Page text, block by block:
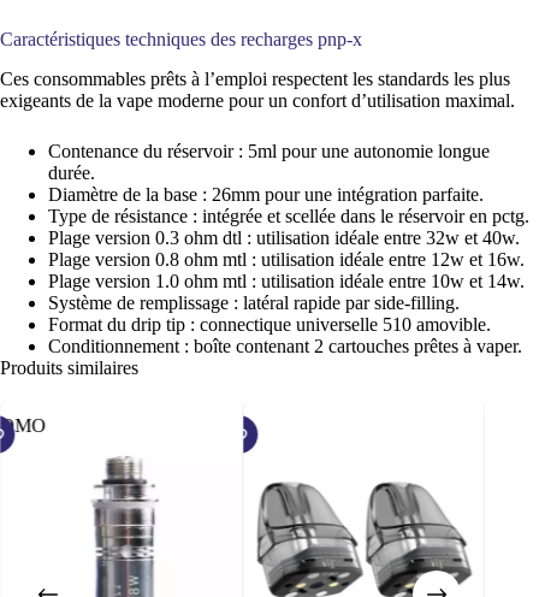
Caractéristiques techniques des recharges pnp-x
Ces consommables prêts à l’emploi respectent les standards les plus
exigeants de la vape moderne pour un confort d’utilisation maximal.
Contenance du réservoir : 5ml pour une autonomie longue
durée.
Diamètre de la base : 26mm pour une intégration parfaite.
Type de résistance : intégrée et scellée dans le réservoir en pctg.
Plage version 0.3 ohm dtl : utilisation idéale entre 32w et 40w.
Plage version 0.8 ohm mtl : utilisation idéale entre 12w et 16w.
Plage version 1.0 ohm mtl : utilisation idéale entre 10w et 14w.
Système de remplissage : latéral rapide par side-filling.
Format du drip tip : connectique universelle 510 amovible.
Conditionnement : boîte contenant 2 cartouches prêtes à vaper.
Produits similaires